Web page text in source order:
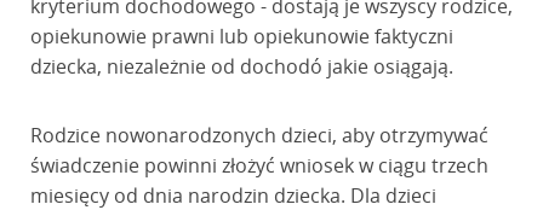
kryterium dochodowego - dostają je wszyscy rodzice,
opiekunowie prawni lub opiekunowie faktyczni
dziecka, niezależnie od dochodó jakie osiągają.
Rodzice nowonarodzonych dzieci, aby otrzymywać
świadczenie powinni złożyć wniosek w ciągu trzech
miesięcy od dnia narodzin dziecka. Dla dzieci